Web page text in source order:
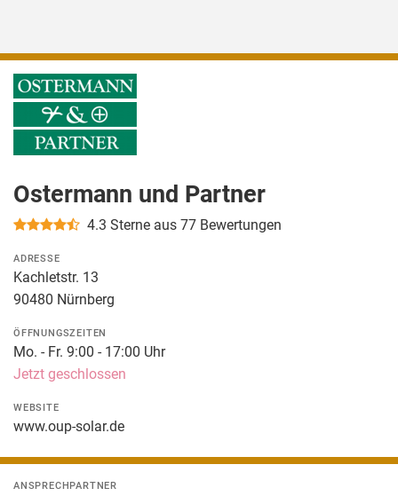
Ostermann und Partner
4.3 Sterne aus 77 Bewertungen
ADRESSE
Kachletstr. 13
90480 Nürnberg
ÖFFNUNGSZEITEN
Mo. - Fr. 9:00 - 17:00 Uhr
Jetzt geschlossen
WEBSITE
www.oup-solar.de
ANSPRECHPARTNER